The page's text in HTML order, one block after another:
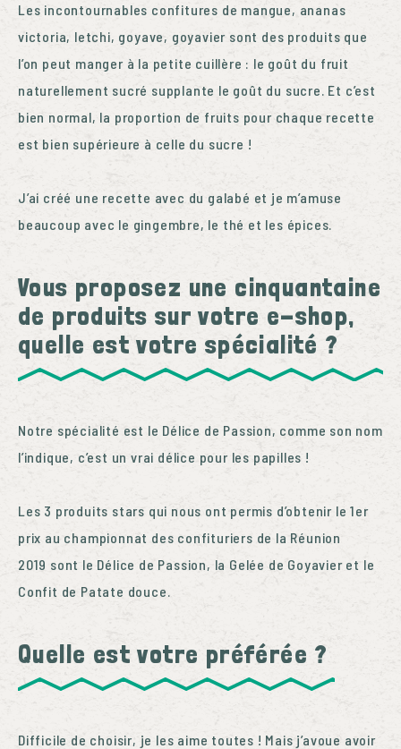
Les incontournables confitures de mangue, ananas
victoria, letchi, goyave, goyavier sont des produits que
l’on peut manger à la petite cuillère : le goût du fruit
naturellement sucré supplante le goût du sucre. Et c’est
bien normal, la proportion de fruits pour chaque recette
est bien supérieure à celle du sucre !
J’ai créé une recette avec du galabé et je m’amuse
beaucoup avec le gingembre, le thé et les épices.
Vous proposez une cinquantaine
de produits sur votre e-shop,
quelle est votre spécialité ?
Notre spécialité est le Délice de Passion, comme son nom
l’indique, c’est un vrai délice pour les papilles !
Les 3 produits stars qui nous ont permis d’obtenir le 1er
prix au championnat des confituriers de la Réunion
2019 sont le Délice de Passion, la Gelée de Goyavier et le
Confit de Patate douce.
Quelle est votre préférée ?
Difficile de choisir, je les aime toutes ! Mais j’avoue avoir